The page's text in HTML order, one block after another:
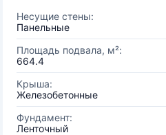
Несущие стены:
Панельные
Площадь подвала, м²:
664.4
Крыша:
Железобетонные
Фундамент:
Ленточный